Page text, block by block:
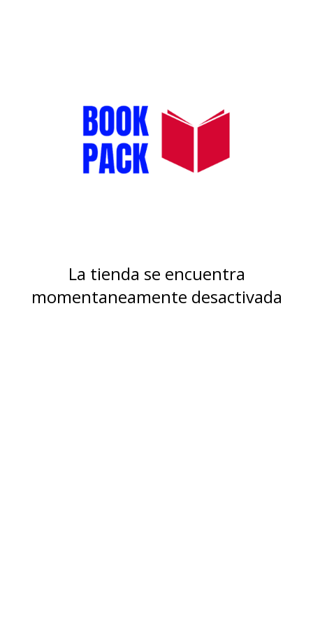
La tienda se encuentra
momentaneamente desactivada